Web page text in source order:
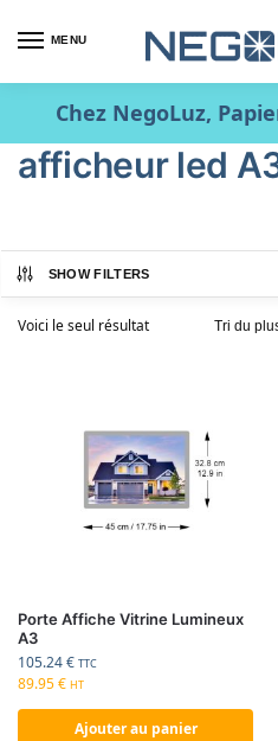
MENU
Chez NegoLuz,
afficheur led
SHOW FILTERS
Voici le seul résultat
Porte Affiche Vitrine Lumineux
A3
105.24€ TTC
89.95€ HT
Ajouter au panier